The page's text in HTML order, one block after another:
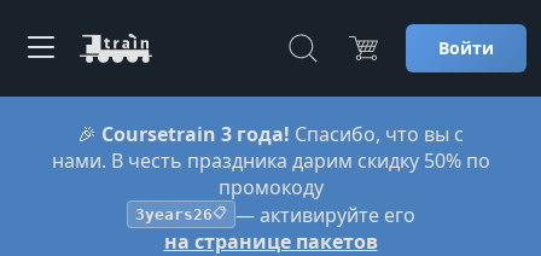
Войти
🎉 Coursetrain 3 года! Спасибо, что вы с
нами. В честь праздника дарим скидку 50% по
промокоду
3years26📋 — активируйте его
на странице пакетов